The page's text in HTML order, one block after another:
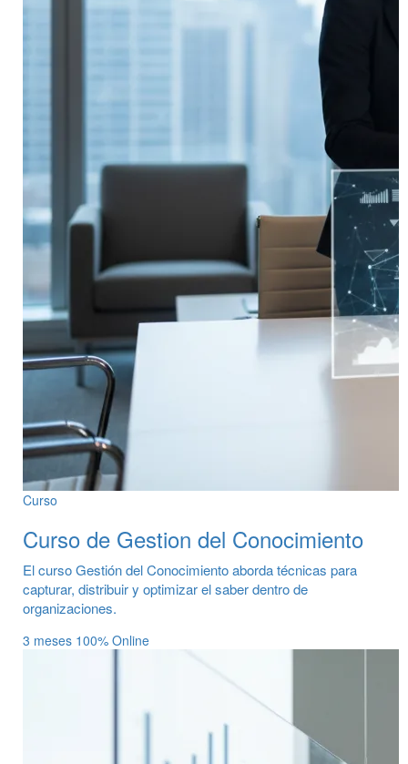
Curso
Curso de Gestion del Conocimiento
El curso Gestión del Conocimiento aborda técnicas para
capturar, distribuir y optimizar el saber dentro de
organizaciones.
3 meses 100% Online